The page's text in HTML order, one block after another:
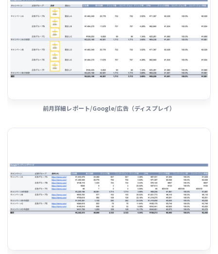
前月詳細レポート/Google/広告（ディスプレイ）